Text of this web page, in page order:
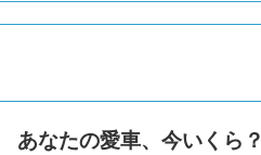
あなたの愛車、今いくら？